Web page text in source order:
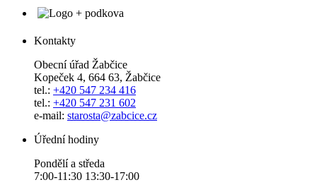
Kontakty
Obecní úřad Žabčice
Kopeček 4, 664 63, Žabčice
tel.: +420 547 234 416
tel.: +420 547 231 602
e-mail: starosta@zabcice.cz
Úřední hodiny
Pondělí a středa
7:00-11:30 13:30-17:00